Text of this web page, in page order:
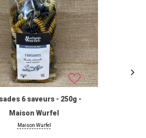
6 saveurs - 250g -
Maison Wurfel
Maison Wurfel
